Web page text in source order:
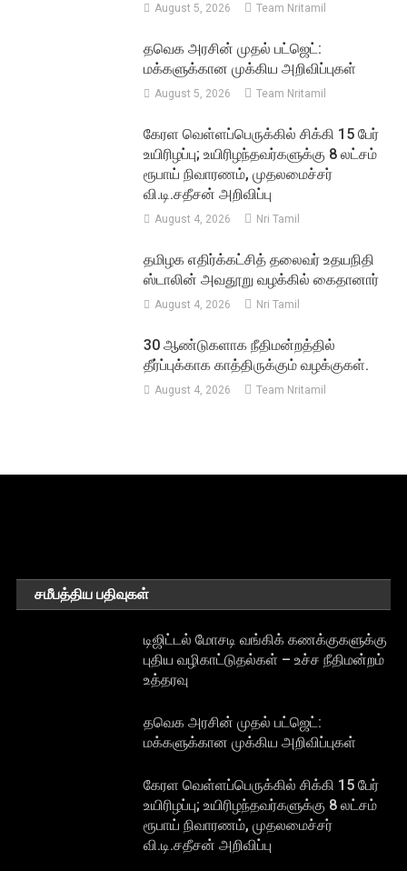
August 5, 2026 Team Nritamil
தவெக அரசின் முதல் பட்ஜெட்:
மக்களுக்கான முக்கிய அறிவிப்புகள்
August 5, 2026 Team Nritamil
கேரள வெள்ளப்பெருக்கில் சிக்கி 15 பேர்
உயிரிழப்பு; உயிரிழந்தவர்களுக்கு 8 லட்சம்
ரூபாய் நிவாரணம், முதலமைச்சர்
வி.டி.சதீசன் அறிவிப்பு
August 4, 2026 Nri Tamil
தமிழக எதிர்க்கட்சித் தலைவர் உதயநிதி
ஸ்டாலின் அவதூறு வழக்கில் கைதானார்
August 4, 2026 Nri Tamil
30 ஆண்டுகளாக நீதிமன்றத்தில்
தீர்ப்புக்காக காத்திருக்கும் வழக்குகள்.
August 4, 2026 Team Nritamil
சமீபத்திய பதிவுகள்
டிஜிட்டல் மோசடி வங்கிக் கணக்குகளுக்கு
புதிய வழிகாட்டுதல்கள் – உச்ச நீதிமன்றம்
உத்தரவு
தவெக அரசின் முதல் பட்ஜெட்:
மக்களுக்கான முக்கிய அறிவிப்புகள்
கேரள வெள்ளப்பெருக்கில் சிக்கி 15 பேர்
உயிரிழப்பு; உயிரிழந்தவர்களுக்கு 8 லட்சம்
ரூபாய் நிவாரணம், முதலமைச்சர்
வி.டி.சதீசன் அறிவிப்பு